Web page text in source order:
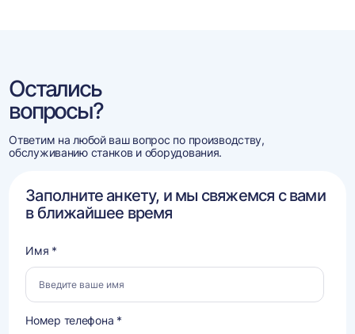
Остались
вопросы?
Ответим на любой ваш вопрос по производству,
обслуживанию станков и оборудования.
Заполните анкету, и мы свяжемся с вами
в ближайшее время
Имя *
Номер телефона *